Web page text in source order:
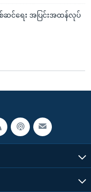
င်ရေး အပြင်းအထန်လုပ်